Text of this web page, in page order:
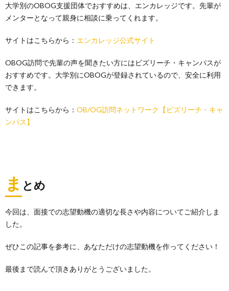
大学別のOBOG支援団体でおすすめは、エンカレッジです。先輩が
メンターとなって親身に相談に乗ってくれます。
サイトはこちらから： エンカレッジ公式サイト
OBOG訪問で先輩の声を聞きたい方にはビズリーチ・キャンパスが
おすすめです。大学別にOBOGが登録されているので、安全に利用
できます。
サイトはこちらから： OB/OG訪問ネットワーク【ビズリーチ・キャ
ンパス】
ま とめ
今回は、面接での志望動機の適切な長さや内容についてご紹介しま
した。
ぜひこの記事を参考に、あなただけの志望動機を作ってください！
最後まで読んで頂きありがとうございました。